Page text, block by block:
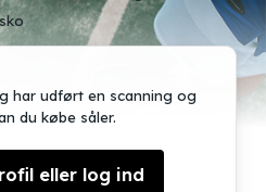
har udført en scanning og
du købe såler.
eller log ind